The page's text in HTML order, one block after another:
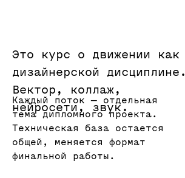
Это курс о движении как
дизайнерской дисциплине.
Вектор, коллаж,
нейросети, звук.
Каждый поток — отдельная
тема дипломного проекта.
Техническая база остается
общей, меняется формат
финальной работы.